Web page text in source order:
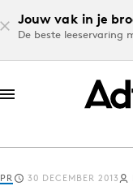
Jouw vak in je
De beste leeservaring
PR 30 DECEMBER 2013